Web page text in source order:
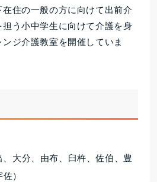
住の一般の方に向けて出前介
う小中学生に向けて介護を身
ジ介護教室を開催していま
大分、由布、臼杵、佐伯、豊
）